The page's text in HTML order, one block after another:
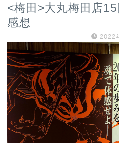
<梅田>大丸梅田店
感想
2022